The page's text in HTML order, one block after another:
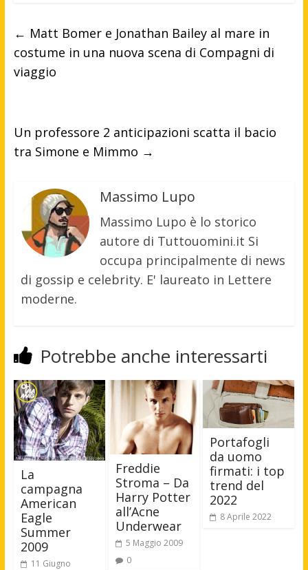
← Matt Bomer e Jonathan Bailey al mare in
costume in una nuova scena di Compagni di
viaggio
Un professore 2 anticipazioni scatta il bacio
tra Simone e Mimmo →
Massimo Lupo
Massimo Lupo è lo storico
autore di Tuttouomini.it Si
occupa principalmente di news
di gossip e celebrity. E' laureato in Lettere
moderne.
Potrebbe anche interessarti
La
campagna
American
Eagle
Summer
2009
11 Giugno
Freddie
Stroma – Da
Harry Potter
all’Acne
Underwear
5 Maggio 2009
0
Portafogli
da uomo
firmati: i top
trend del
2022
8 Aprile 2022